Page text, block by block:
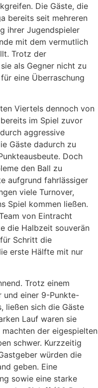
Die Gäste, die
bereits seit mehreren
ihrer Jugendspieler
mit dem vermutlich
Trotz der
als Gegner nicht zu
eine Überraschung
Viertels dennoch von
im Spiel zuvor
aggressive
Gäste dadurch zu
Doch
den Ball zu
aufgrund fahrlässiger
viele Turnover,
Spiel kommen ließen.
von Eintracht
die Halbzeit souverän
Schritt die
erste Hälfte mit nur
Trotz einem
und einer 9-Punkte-
ließen sich die Gäste
Lauf waren sie
der eigespielten
schwer. Kurzzeitig
würden die
geben. Eine
sowie eine starke